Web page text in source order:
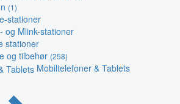
(1)
stationer
og Mlink-stationer
stationer
og tilbehør (258)
Mobiltelefoner & Tablets